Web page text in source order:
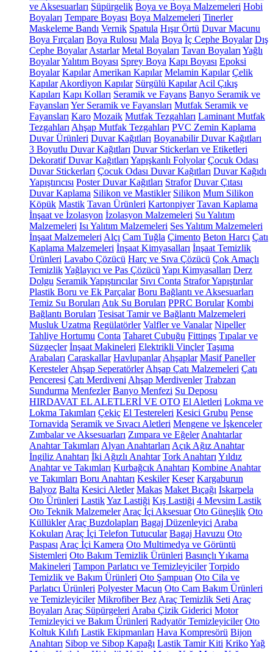
ve Aksesuarları Süpürgelik Boya ve Boya Malzemeleri Hobi
Boyaları Tempare Boyası Boya Malzemeleri Tinerler
Maskeleme Bandı Vernik Spatula Hışır Örtü Duvar Macunu
Boya Fırçaları Boya Rulosu Mala Boya İç Cephe Boyalar Dış
Cephe Boyalar Astarlar Metal Boyaları Tavan Boyaları Yağlı
BoyalarYalıtım Boyası Sprey Boya Kapı Boyası Epoksi
Boyalar Kapılar Amerikan Kapılar Melamin Kapılar Çelik
Kapılar Akordiyon Kapılar Sürgülü Kapılar Acil Çıkış
Kapıları Kapı Kolları Seramik ve Fayans Banyo Seramik ve
Fayansları Yer Seramik ve Fayansları Mutfak Seramik ve
Fayansları Karo Mozaik Mutfak Tezgahları Laminant Mutfak
Tezgahları Ahşap Mutfak Tezgahları PVC Zemin Kaplama
Duvar Ürünleri Duvar Kağıtları Boyanabilir Duvar Kağıtları
3 Boyutlu Duvar Kağıtları Duvar Stickerları ve Etiketleri
Dekoratif Duvar Kağıtları Yapışkanlı Folyolar Çocuk Odası
Duvar Stickerları Çocuk Odası Duvar Kağıtları Duvar Kağıdı
Yapıştırıcısı Poster Duvar Kağıtları Strafor Duvar Çıtası
Duvar Kaplama Silikon ve Mastikler Silikon Mum Silikon
Köpük Mastik Tavan Ürünleri Kartonpiyer Tavan Kaplama
İnşaat ve İzolasyon İzolasyon Malzemeleri Su Yalıtım
Malzemeleri Isı Yalıtım Malzemeleri Ses Yalıtım Malzemeleri
İnşaat Malzemeleri Alçı Cam Tuğla Çimento Beton Harcı Çatı
Kaplama Malzemeleri İnşaat Kimyasalları İnşaat Temizlik
Ürünleri Lavabo Çözücü Harç ve Sıva Çözücü Çok Amaçlı
TemizlikYağlayıcı ve Pas Çözücü Yapı Kimyasalları Derz
Dolgu Seramik Yapıştırıcılar Sıvı Conta Strafor Yapıştırılar
Plastik Boru ve Ek Parçalar Boru Bağlantı ve Aksesuarları
Temiz Su Boruları Atık Su Boruları PPRC Borular Kombi
Bağlantı Boruları Tesisat Tamir ve Bağlantı Malzemeleri
Musluk Uzatma Regülatörler Valfler ve Vanalar Nipeller
Tahliye Hortumu Conta Taharet Çubuğu Fittings Tıpalar ve
Süzgeçler İnşaat Makineleri Elektrikli Vinçler Taşıma
Arabaları Caraskallar Havlupanlar Ahşaplar Masif Paneller
Keresteler Ahşap Seperatörler Ahşap Çatı Malzemeleri Çatı
Penceresi Çatı Merdiveni Ahşap Merdivenler Trabzan
Sundurma Menfezler Banyo Menfezi Su Deposu
HIRDAVAT EL ALETLERİ VE OTO El Aletleri Lokma ve
Lokma Takımları Çekiç El Testereleri Kesici Grubu Pense
Tornavida Seramik ve Sıvacı Aletleri Mengene ve İşkenceler
Zımbalar ve Aksesuarları Zımpara ve Eğeler Anahtarlar
Anahtar Takımları Alyan Anahtarları Açık Ağız Anahtar
İngiliz Anahtarı İki Ağızlı Anahtar Tork Anahtarı Yıldız
Anahtar ve Takımları Kurbağcık Anahtarı Kombine Anahtar
ve Takımları Boru Anahtarı Keskiler Keser Kargaburun
Balyoz Balta Kesici Aletler Makas Maket Bıçağı Iskarpela
Oto Ürünleri LastikYaz Lastiği Kış Lastiği 4 Mevsim Lastik
Oto Teknik Malzemeler Araç İçi Aksesuar Oto Güneşlik Oto
Küllükler Araç Buzdolapları Bagaj Düzenleyici Araba
Kokuları Araç İçi Telefon Tutucular Bagaj Havuzu Oto
Paspası Araç İçi Kamera Oto Multimedya ve Görüntü
Sistemleri Oto Bakım Temizlik Ürünleri Basınçlı Yıkama
Makineleri Tampon Parlatıcı ve Temizleyiciler Torpido
Temizlik ve Bakım Ürünleri Oto Şampuan Oto Cila ve
Parlatıcı Ürünleri Polyester Macun Oto Cam Bakım Ürünleri
ve Temizleyiciler Mikrofiber Bez Araç Temizlik Seti Araç
Boyaları Araç Süpürgeleri Araba Çizik Giderici Motor
Temizleyici ve Bakım Ürünleri Radyatör Temizleyiciler Oto
Koltuk Kılıfı Lastik Ekipmanları Hava Kompresörü Bijon
Anahtarı Sibop ve Sibop Kapağı Lastik Tamir Kiti KrikoYağ